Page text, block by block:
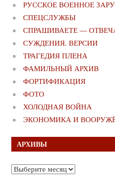
РУССКОЕ ВОЕННОЕ
СПЕЦСЛУЖБЫ
СПРАШИВАЕТЕ —
СУЖДЕНИЯ. ВЕРСИИ
ТРАГЕДИЯ ПЛЕНА
ФАМИЛЬНЫЙ АРХИВ
ФОРТИФИКАЦИЯ
ФОТО
ХОЛОДНАЯ ВОЙНА
ЭКОНОМИКА И
АРХИВЫ
Архивы